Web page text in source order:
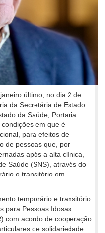
último, no dia 2 de
da Secretária de Estado
da Saúde, Portaria
em que é
para efeitos de
de pessoas que, por
após a alta clínica,
Saúde (SNS), através do
e transitório em
temporário e transitório
para Pessoas Idosas
com acordo de cooperação
de solidariedade